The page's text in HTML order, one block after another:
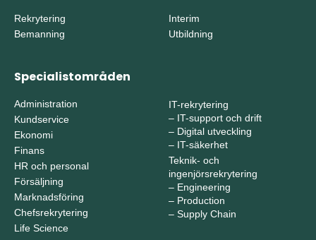
Rekrytering
Bemanning
Interim
Utbildning
Specialistområden
Administration
Kundservice
Ekonomi
Finans
HR och personal
Försäljning
Marknadsföring
Chefsrekrytering
Life Science
IT-rekrytering
– IT-support och drift
– Digital utveckling
– IT-säkerhet
Teknik- och
ingenjörsrekrytering
– Engineering
– Production
– Supply Chain